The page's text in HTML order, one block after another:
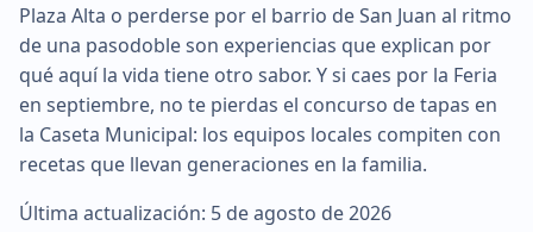
Plaza Alta o perderse por el barrio de San Juan al ritmo
de una pasodoble son experiencias que explican por
qué aquí la vida tiene otro sabor. Y si caes por la Feria
en septiembre, no te pierdas el concurso de tapas en
la Caseta Municipal: los equipos locales compiten con
recetas que llevan generaciones en la familia.
Última actualización: 5 de agosto de 2026